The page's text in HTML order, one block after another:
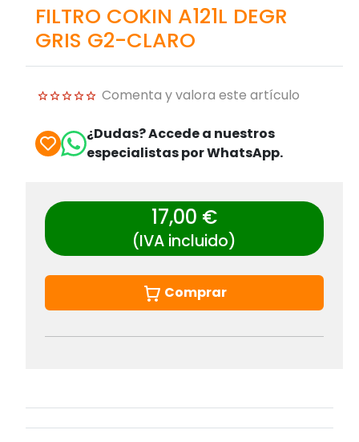
FILTRO COKIN A121L DEGR
GRIS G2-CLARO
Comenta y valora este artículo
¿Dudas? Accede a nuestros
especialistas por WhatsApp.
17,00 €
(IVA incluido)
Comprar